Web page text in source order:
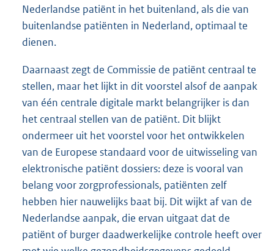
Nederlandse patiënt in het buitenland, als die van
buitenlandse patiënten in Nederland, optimaal te
dienen.
Daarnaast zegt de Commissie de patiënt centraal te
stellen, maar het lijkt in dit voorstel alsof de aanpak
van één centrale digitale markt belangrijker is dan
het centraal stellen van de patiënt. Dit blijkt
ondermeer uit het voorstel voor het ontwikkelen
van de Europese standaard voor de uitwisseling van
elektronische patiënt dossiers: deze is vooral van
belang voor zorgprofessionals, patiënten zelf
hebben hier nauwelijks baat bij. Dit wijkt af van de
Nederlandse aanpak, die ervan uitgaat dat de
patiënt of burger daadwerkelijke controle heeft over